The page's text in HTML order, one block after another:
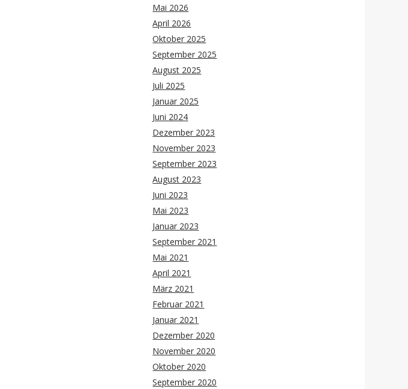
Mai 2026
April 2026
Oktober 2025
September 2025
August 2025
Juli 2025
Januar 2025
Juni 2024
Dezember 2023
November 2023
September 2023
August 2023
Juni 2023
Mai 2023
Januar 2023
September 2021
Mai 2021
April 2021
März 2021
Februar 2021
Januar 2021
Dezember 2020
November 2020
Oktober 2020
September 2020